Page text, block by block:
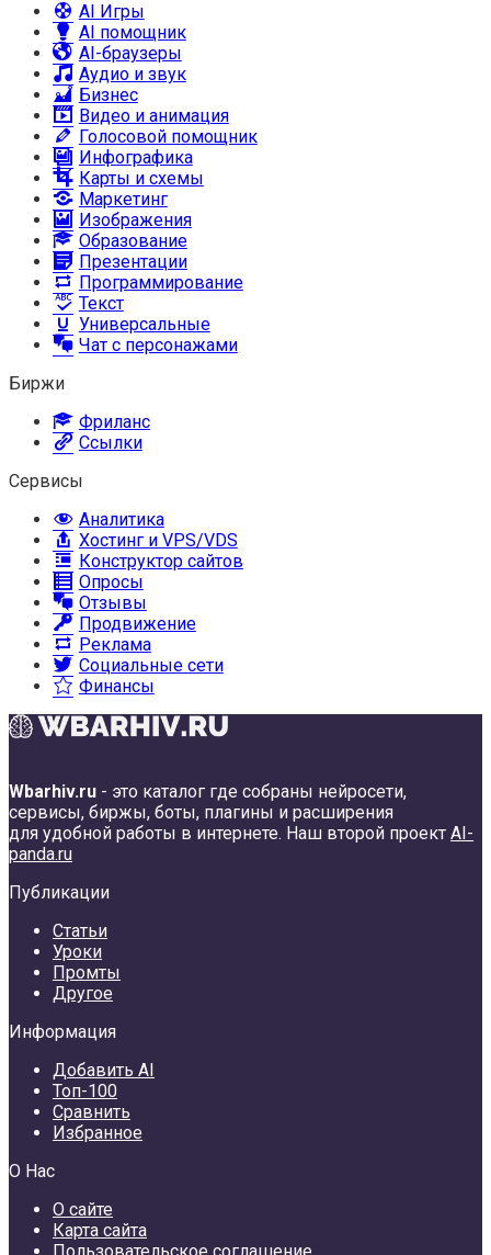
AI Игры
AI помощник
AI-браузеры
Аудио и звук
Бизнес
Видео и анимация
Голосовой помощник
Инфографика
Карты и схемы
Маркетинг
Изображения
Образование
Презентации
Программирование
Текст
Универсальные
Чат с персонажами
Биржи
Фриланс
Ссылки
Сервисы
Аналитика
Хостинг и VPS/VDS
Конструктор сайтов
Опросы
Отзывы
Продвижение
Реклама
Социальные сети
Финансы
Wbarhiv.ru - это каталог где собраны нейросети,
сервисы, биржы, боты, плагины и расширения
для удобной работы в интернете. Наш второй проект AI-
panda.ru
Публикации
Статьи
Уроки
Промты
Другое
Информация
Добавить AI
Топ-100
Сравнить
Избранное
О Нас
О сайте
Карта сайта